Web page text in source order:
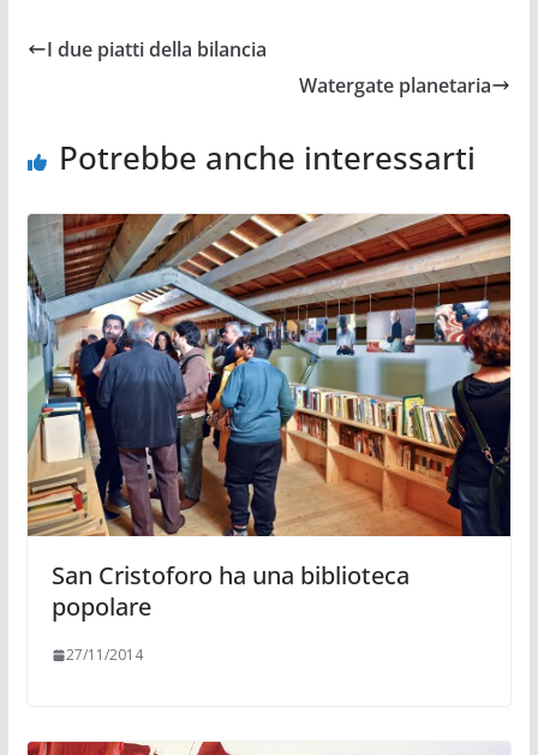
I due piatti della bilancia
Watergate planetaria
Potrebbe anche interessarti
San Cristoforo ha una biblioteca
popolare
27/11/2014